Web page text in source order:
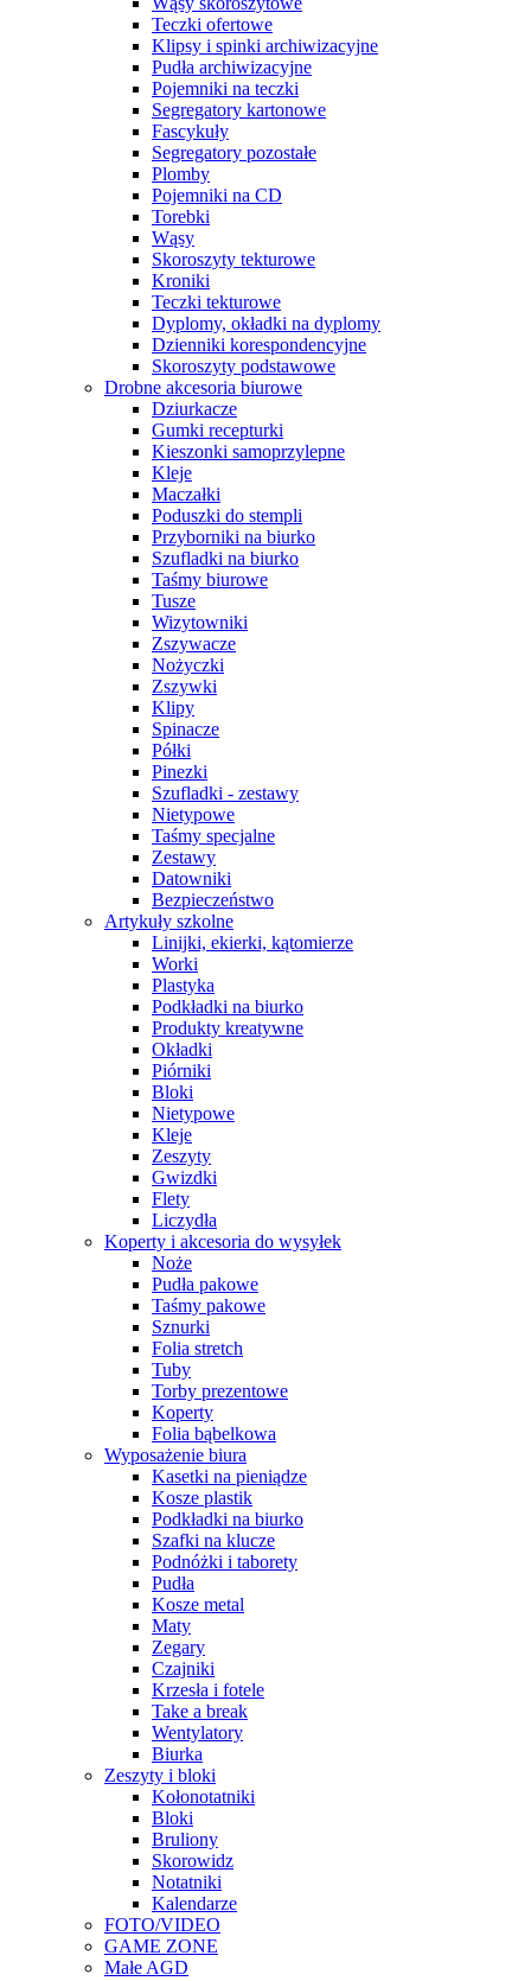
Teczki ofertowe
Klipsy i spinki archiwizacyjne
Pudła archiwizacyjne
Pojemniki na teczki
Segregatory kartonowe
Fascykuły
Segregatory pozostałe
Plomby
Pojemniki na CD
Torebki
Wąsy
Skoroszyty tekturowe
Kroniki
Teczki tekturowe
Dyplomy, okładki na dyplomy
Dzienniki korespondencyjne
Skoroszyty podstawowe
Drobne akcesoria biurowe
Dziurkacze
Gumki recepturki
Kieszonki samoprzylepne
Kleje
Maczałki
Poduszki do stempli
Przyborniki na biurko
Szufladki na biurko
Taśmy biurowe
Tusze
Wizytowniki
Zszywacze
Nożyczki
Zszywki
Klipy
Spinacze
Półki
Pinezki
Szufladki - zestawy
Nietypowe
Taśmy specjalne
Zestawy
Datowniki
Bezpieczeństwo
Artykuły szkolne
Linijki, ekierki, kątomierze
Worki
Plastyka
Podkładki na biurko
Produkty kreatywne
Okładki
Piórniki
Bloki
Nietypowe
Kleje
Zeszyty
Gwizdki
Flety
Liczydła
Koperty i akcesoria do wysyłek
Noże
Pudła pakowe
Taśmy pakowe
Sznurki
Folia stretch
Tuby
Torby prezentowe
Koperty
Folia bąbelkowa
Wyposażenie biura
Kasetki na pieniądze
Kosze plastik
Podkładki na biurko
Szafki na klucze
Podnóżki i taborety
Pudła
Kosze metal
Maty
Zegary
Czajniki
Krzesła i fotele
Take a break
Wentylatory
Biurka
Zeszyty i bloki
Kołonotatniki
Bloki
Bruliony
Skorowidz
Notatniki
Kalendarze
FOTO/VIDEO
GAME ZONE
Małe AGD